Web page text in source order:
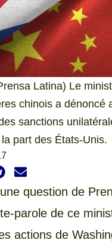
Latina) Le
chinois a dénoncé
sanctions
part des États-Unis.
question de
parole de ce
actions de